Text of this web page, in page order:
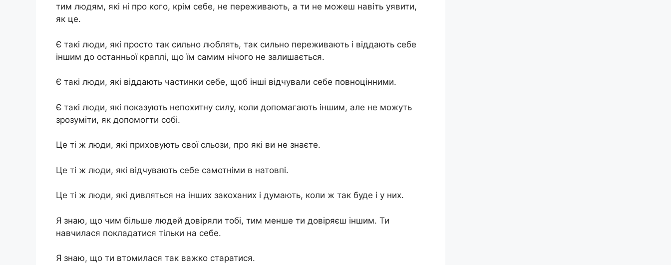
тим людям, які ні про кого, крім себе, не переживають, а ти не можеш навіть уявити,
як це.
Є такі люди, які просто так сильно люблять, так сильно переживають і віддають себе
іншим до останньої краплі, що їм самим нічого не залишається.
Є такі люди, які віддають частинки себе, щоб інші відчували себе повноцінними.
Є такі люди, які показують непохитну силу, коли допомагають іншим, але не можуть
зрозуміти, як допомогти собі.
Це ті ж люди, які приховують свої сльози, про які ви не знаєте.
Це ті ж люди, які відчувають себе самотніми в натовпі.
Це ті ж люди, які дивляться на інших закоханих і думають, коли ж так буде і у них.
Я знаю, що чим більше людей довіряли тобі, тим менше ти довіряєш іншим. Ти
навчилася покладатися тільки на себе.
Я знаю, що ти втомилася так важко старатися.